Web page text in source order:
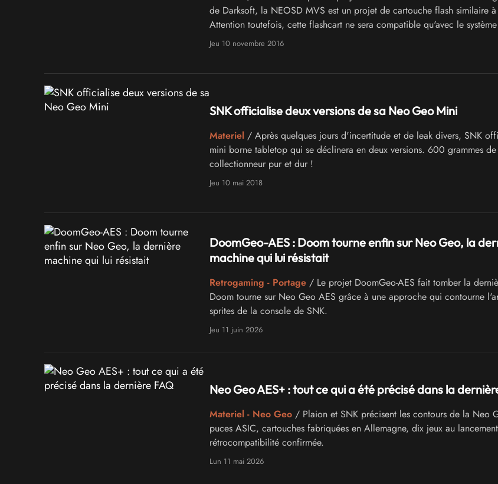
de Darksoft, la NEOSD MVS est un projet de cartouche flash similaire
Attention toutefois, cette flashcart ne sera compatible qu'avec le
Jeu 10 novembre 2016
SNK officialise deux versions de sa Neo Geo Mini
Materiel / Après quelques jours d'incertitude et de leak divers, SNK
mini borne tabletop qui se déclinera en deux versions. 600 grammes
collectionneur pur et dur !
Jeu 10 mai 2018
DoomGeo-AES : Doom tourne enfin sur Neo Geo, la
machine qui lui résistait
Retrogaming - Portage/ Le projet DoomGeo-AES fait tomber la
Doom tourne sur Neo Geo AES grâce à une approche qui contourne
sprites de la console de SNK.
Jeu 11 juin 2026
Neo Geo AES+ : tout ce qui a été précisé dans la
Materiel - Neo Geo/ Plaion et SNK précisent les contours de la Neo
puces ASIC, cartouches fabriquées en Allemagne, dix jeux au
rétrocompatibilité confirmée.
Lun 11 mai 2026